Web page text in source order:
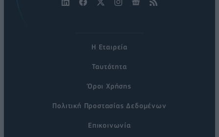
Η Εταιρεία
Ταυτότητα
Όροι Χρήσης
Πολιτική Προστασίας Δεδομένων
Επικοινωνία